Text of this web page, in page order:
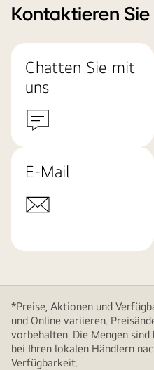
Kontaktieren Sie
Chatten Sie mit
uns
E-Mail
*Preise, Aktionen und
und Online variieren.
vorbehalten. Die Mengen
bei Ihren lokalen Händlern
Verfügbarkeit.